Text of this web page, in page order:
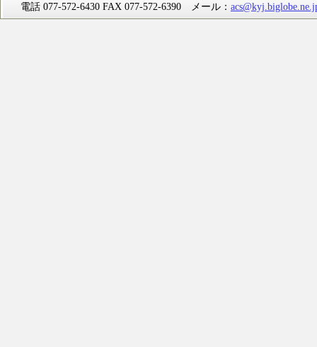
電話 077-572-6430 FAX 077-572-6390 メール：